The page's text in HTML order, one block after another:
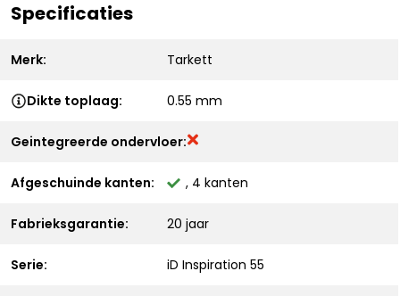
Specificaties
Merk: Tarkett
Dikte toplaag: 0.55 mm
Geintegreerde ondervloer:
Afgeschuinde kanten: , 4 kanten
Fabrieksgarantie: 20 jaar
Serie: iD Inspiration 55